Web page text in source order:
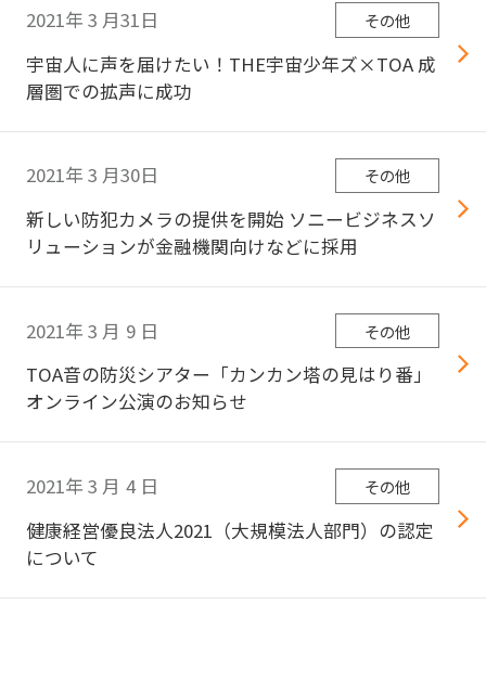
2021年 3 月31日 その他
宇宙人に声を届けたい！THE宇宙少年ズ×TOA 成
層圏での拡声に成功
2021年 3 月30日 その他
新しい防犯カメラの提供を開始 ソニービジネスソ
リューションが金融機関向けなどに採用
2021年 3 月 9 日 その他
TOA音の防災シアター「カンカン塔の見はり番」
オンライン公演のお知らせ
2021年 3 月 4日 その他
健康経営優良法人2021（大規模法人部門）の認定
について